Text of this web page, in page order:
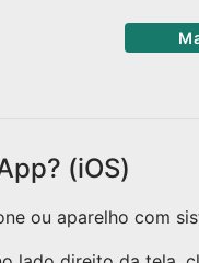
(iOS)
ou aparelho com